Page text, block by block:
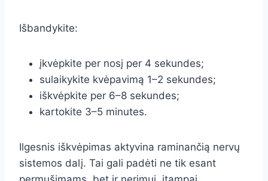
Išbandykite:
įkvėpkite per nosį per 4 sekundes;
sulaikykite kvėpavimą 1–2 sekundes;
iškvėpkite per 6–8 sekundes;
kartokite 3–5 minutes.
Ilgesnis iškvėpimas aktyvina raminančią nervų
sistemos dalį. Tai gali padėti ne tik esant